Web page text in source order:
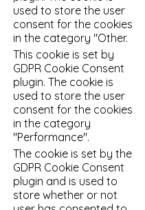
used to store the user
consent for the cookies
in the category "Other.
This cookie is set by
GDPR Cookie Consent
plugin. The cookie is
used to store the user
consent for the cookies
in the category
"Performance".
The cookie is set by the
GDPR Cookie Consent
plugin and is used to
store whether or not